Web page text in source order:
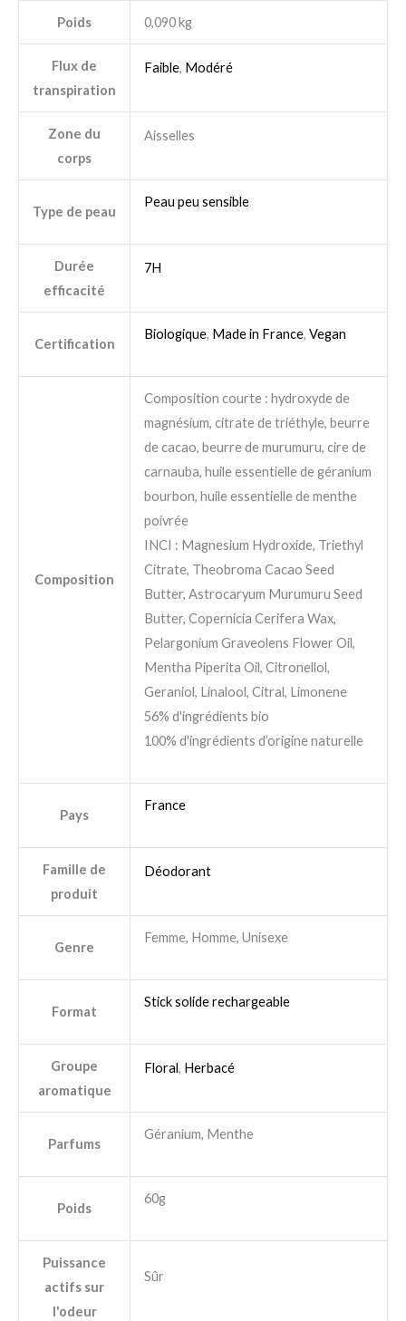
Poids 0,090 kg
Flux de
transpiration
Faible, Modéré
Zone du
corps
Aisselles
Type de peau
Peau peu sensible
Durée
efficacité
7H
Certification
Biologique, Made in France, Vegan
Composition
Composition courte : hydroxyde de
magnésium, citrate de triéthyle, beurre
de cacao, beurre de murumuru, cire de
carnauba, huile essentielle de géranium
bourbon, huile essentielle de menthe
poivrée
INCI : Magnesium Hydroxide, Triethyl
Citrate, Theobroma Cacao Seed
Butter, Astrocaryum Murumuru Seed
Butter, Copernicia Cerifera Wax,
Pelargonium Graveolens Flower Oil,
Mentha Piperita Oil, Citronellol,
Geraniol, Linalool, Citral, Limonene
56% d'ingrédients bio
100% d'ingrédients d’origine naturelle
Pays
France
Famille de
produit
Déodorant
Genre
Femme, Homme, Unisexe
Format
Stick solide rechargeable
Groupe
aromatique
Floral, Herbacé
Parfums
Géranium, Menthe
Poids
60g
Puissance
actifs sur
l'odeur
Sûr